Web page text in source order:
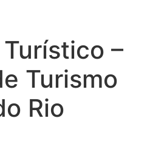
–
Turismo
Rio